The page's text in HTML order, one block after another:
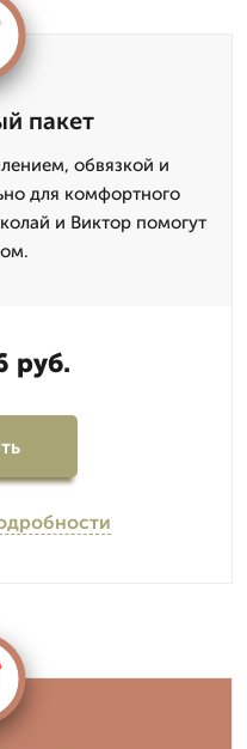
пакет
обвязкой и
для комфортного
и Виктор помогут
руб.